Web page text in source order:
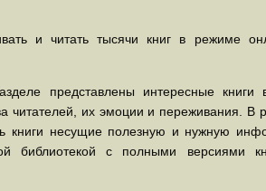
и читать тысячи книг в режиме
представлены интересные книги
читателей, их эмоции и переживания. В
книги несущие полезную и нужную
библиотекой с полными версиями